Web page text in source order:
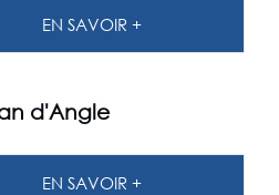
EN SAVOIR +
d'Angle
EN SAVOIR +